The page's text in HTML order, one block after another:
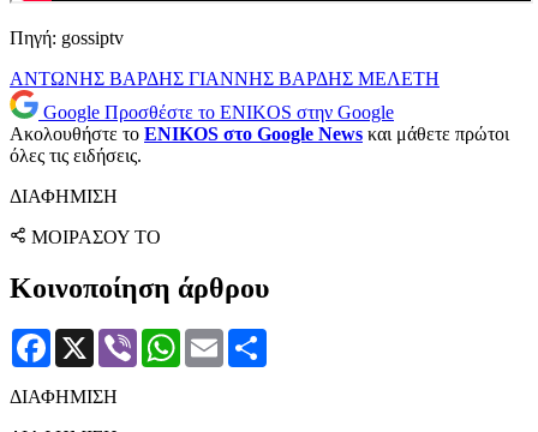
Πηγή: gossiptv
ΑΝΤΩΝΗΣ ΒΑΡΔΗΣ ΓΙΑΝΝΗΣ ΒΑΡΔΗΣ ΜΕΛΕΤΗ
Google Προσθέστε το ENIKOS στην Google
Ακολουθήστε το ENIKOS στο Google News και μάθετε πρώτοι
όλες τις ειδήσεις.
ΔΙΑΦΗΜΙΣΗ
ΜΟΙΡΑΣΟΥ ΤΟ
Κοινοποίηση άρθρου
Facebook
X Viber WhatsApp
Email
ΔΙΑΦΗΜΙΣΗ